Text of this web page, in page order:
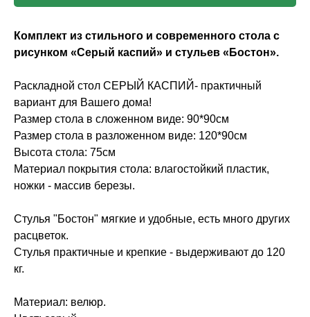
Комплект из стильного и современного стола с
рисунком «Серый каспий» и стульев «Бостон».
Раскладной стол СЕРЫЙ КАСПИЙ- практичный
вариант для Вашего дома!
Размер стола в сложенном виде: 90*90см
Размер стола в разложенном виде: 120*90см
Высота стола: 75см
Материал покрытия стола: влагостойкий пластик,
ножки - массив березы.
Стулья "Бостон" мягкие и удобные, есть много других
расцветок.
Стулья практичные и крепкие - выдерживают до 120
кг.
Материал: велюр.